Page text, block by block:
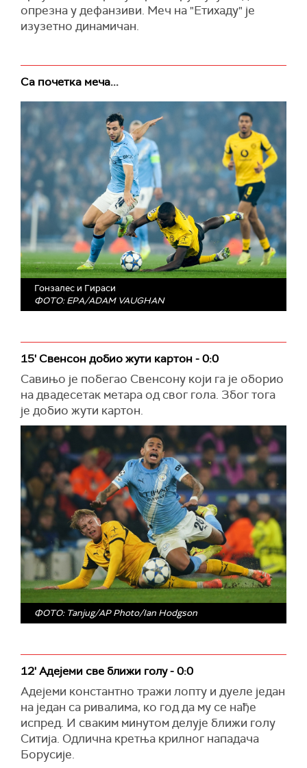
опрезна у дефанзиви. Меч на "Етихаду" је
изузетно динамичан.
Са почетка меча...
Гонзалес и Гираси
ФОТО: EPA/ADAM VAUGHAN
15' Свенсон добио жути картон - 0:0
Савињо је побегао Свенсону који га је оборио
на двадесетак метара од свог гола. Због тога
је добио жути картон.
ФОТО: Tanjug/AP Photo/Ian Hodgson
12' Адејеми све ближи голу - 0:0
Адејеми константно тражи лопту и дуеле један
на један са ривалима, ко год да му се нађе
испред. И сваким минутом делује ближи голу
Ситија. Одлична кретња крилног нападача
Борусије.